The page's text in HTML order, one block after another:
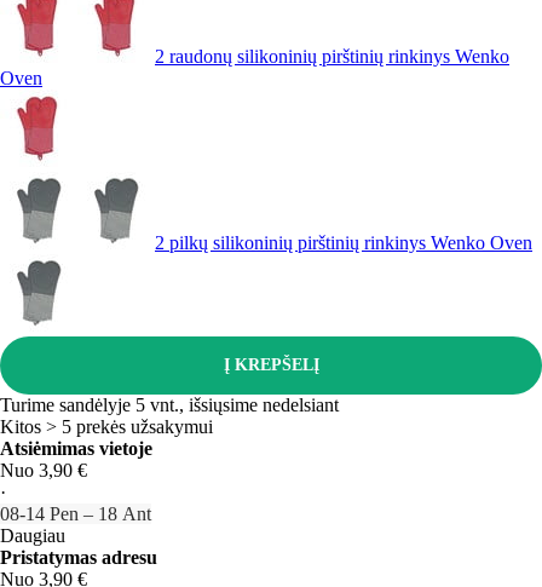
2 raudonų silikoninių pirštinių rinkinys Wenko
Oven
2 pilkų silikoninių pirštinių rinkinys Wenko Oven
Į KREPŠELĮ
Turime sandėlyje 5 vnt., išsiųsime nedelsiant
Kitos > 5 prekės užsakymui
Atsiėmimas vietoje
Nuo 3,90 €
·
08‑14 Pen – 18 Ant
Daugiau
Pristatymas adresu
Nuo 3,90 €